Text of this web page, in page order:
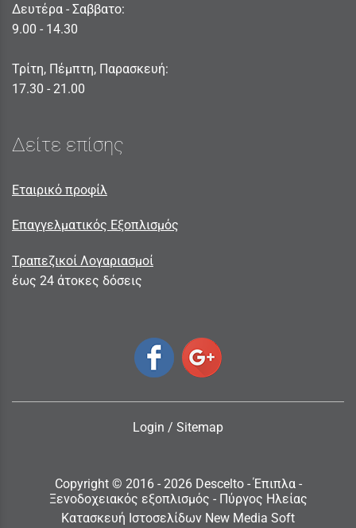
Δευτέρα - Σαββατο:
9.00 - 14.30
Τρίτη, Πέμπτη, Παρασκευή:
17.30 - 21.00
Δείτε επίσης
Εταιρικό προφίλ
Επαγγελματικός Εξοπλισμός
Τραπεζικοί Λογαριασμοί
έως 24 άτοκες δόσεις
Login / Sitemap
Copyright © 2016 - 2026 Descelto - Έπιπλα -
Ξενοδοχειακός εξοπλισμός - Πύργος Ηλείας
Κατασκευή Ιστοσελίδων New Media Soft